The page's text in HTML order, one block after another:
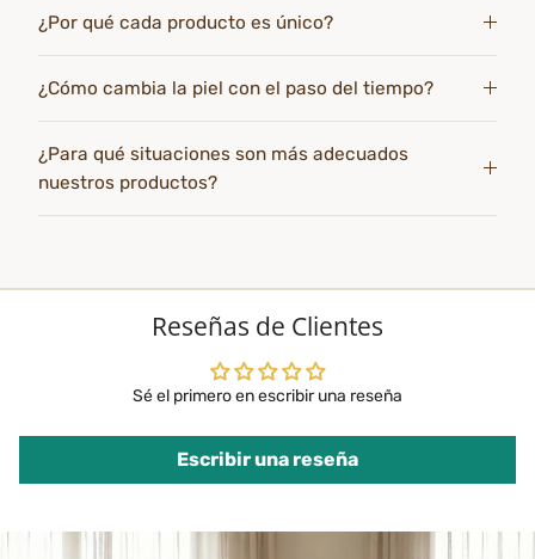
¿Por qué cada producto es único?
¿Cómo cambia la piel con el paso del tiempo?
¿Para qué situaciones son más adecuados
nuestros productos?
Reseñas de Clientes
Sé el primero en escribir una reseña
Escribir una reseña